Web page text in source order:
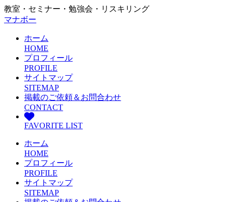
教室・セミナー・勉強会・リスキリング
マナボー
ホーム
HOME
プロフィール
PROFILE
サイトマップ
SITEMAP
掲載のご依頼＆お問合わせ
CONTACT
FAVORITE LIST
ホーム
HOME
プロフィール
PROFILE
サイトマップ
SITEMAP